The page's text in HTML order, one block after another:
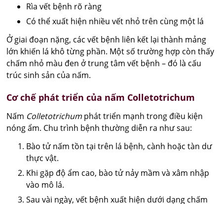
Rìa vết bệnh rõ ràng
Có thể xuất hiện nhiều vết nhỏ trên cùng một lá
Ở giai đoạn nặng, các vết bệnh liên kết lại thành mảng
lớn khiến lá khô từng phần. Một số trường hợp còn thấy
chấm nhỏ màu đen ở trung tâm vết bệnh – đó là cấu
trúc sinh sản của nấm.
Cơ chế phát triển của nấm Colletotrichum
Nấm Colletotrichumphát triển mạnh trong điều kiện
nóng ẩm. Chu trình bệnh thường diễn ra như sau:
Bào tử nấm tồn tại trên lá bệnh, cành hoặc tàn dư
thực vật.
Khi gặp độ ẩm cao, bào tử nảy mầm và xâm nhập
vào mô lá.
Sau vài ngày, vết bệnh xuất hiện dưới dạng chấm